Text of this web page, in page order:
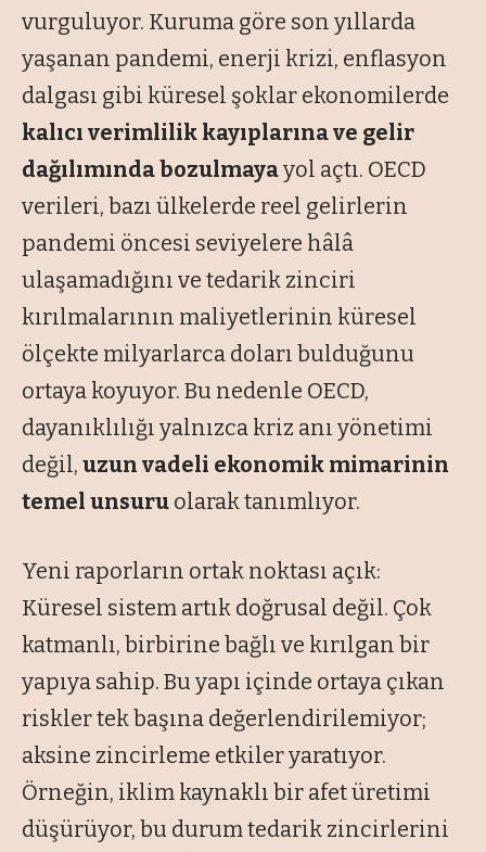
vurguluyor. Kuruma göre son yıllarda
yaşanan pandemi, enerji krizi, enflasyon
dalgası gibi küresel şoklar ekonomilerde
kalıcı verimlilik kayıplarına ve gelir
dağılımında bozulmayayol açtı. OECD
verileri, bazı ülkelerde reel gelirlerin
pandemi öncesi seviyelere hâlâ
ulaşamadığını ve tedarik zinciri
kırılmalarının maliyetlerinin küresel
ölçekte milyarlarca doları bulduğunu
ortaya koyuyor. Bu nedenle OECD,
dayanıklılığı yalnızca kriz anı yönetimi
değil, uzun vadeli ekonomik mimarinin
temel unsuru olarak tanımlıyor.
Yeni raporların ortak noktası açık:
Küresel sistem artık doğrusal değil. Çok
katmanlı, birbirine bağlı ve kırılgan bir
yapıya sahip. Bu yapı içinde ortaya çıkan
riskler tek başına değerlendirilemiyor;
aksine zincirleme etkiler yaratıyor.
Örneğin, iklim kaynaklı bir afet üretimi
düşürüyor, bu durum tedarik zincirlerini